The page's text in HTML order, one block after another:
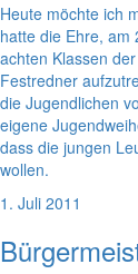
Heute möchte ich
hatte die Ehre, am
achten Klassen
Festredner
die Jugendlichen
eigene
dass die jungen
wollen.
1. Juli 2011